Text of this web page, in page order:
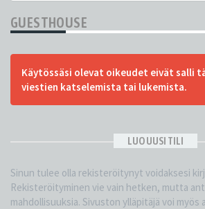
GUESTHOUSE
Käytössäsi olevat oikeudet eivät salli
viestien katselemista tai lukemista.
LUO UUSI TILI
Sinun tulee olla rekisteröitynyt voidaksesi
Rekisteröityminen vie vain hetken, mutta
mahdollisuuksia. Sivuston ylläpitäjä voi myös